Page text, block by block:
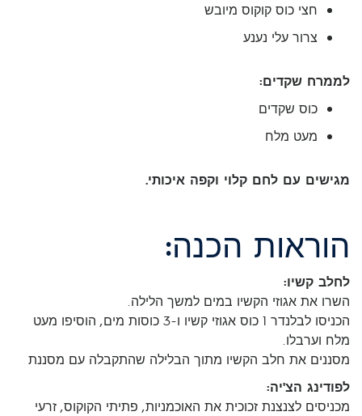
חצי כוס קוקוס מיובש
צרור עלי נענע
לממרח שקדים:
כוס שקדים
מעט מלח
מגישים עם לחם קלוי וקפה איכותי.
הוראות הכנה:
לחלב קשיו:
השרו את אגוזי הקשיו במים למשך הלילה.
הכניסו לבלנדר 1 כוס אגוזי קשיו ו-3 כוסות מים, הוסיפו מעט
מלח וערבלו.
מסננים את חלב הקשיו מתוך הבלילה שהתקבלה עם מסננת
לפודינג הצ'יה:
מכניסים לצנצנת זכוכית את האוכמניות, פתיתי הקוקוס, זרעי